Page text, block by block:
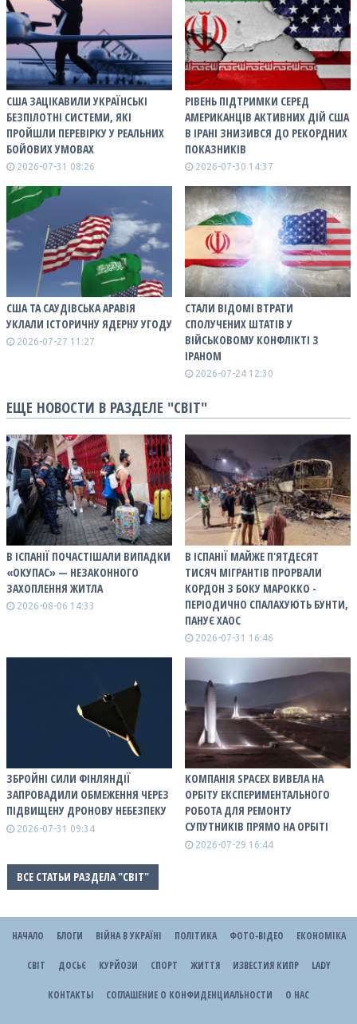
США ЗАЦІКАВИЛИ УКРАЇНСЬКІ
БЕЗПІЛОТНІ СИСТЕМИ, ЯКІ
ПРОЙШЛИ ПЕРЕВІРКУ У РЕАЛЬНИХ
БОЙОВИХ УМОВАХ
2026-07-31 08:26
РІВЕНЬ ПІДТРИМКИ СЕРЕД
АМЕРИКАНЦІВ АКТИВНИХ ДІЙ США
В ІРАНІ ЗНИЗИВСЯ ДО РЕКОРДНИХ
ПОКАЗНИКІВ
2026-07-30 14:37
США ТА САУДІВСЬКА АРАВІЯ
УКЛАЛИ ІСТОРИЧНУ ЯДЕРНУ УГОДУ
2026-07-27 11:27
СТАЛИ ВІДОМІ ВТРАТИ
СПОЛУЧЕНИХ ШТАТІВ У
ВІЙСЬКОВОМУ КОНФЛІКТІ З
ІРАНОМ
2026-07-24 12:30
ЕЩЕ НОВОСТИ В РАЗДЕЛЕ "СВІТ"
В ІСПАНІЇ ПОЧАСТІШАЛИ ВИПАДКИ
«ОКУПАС» — НЕЗАКОННОГО
ЗАХОПЛЕННЯ ЖИТЛА
2026-08-06 14:33
В ІСПАНІЇ МАЙЖЕ П'ЯТДЕСЯТ
ТИСЯЧ МІГРАНТІВ ПРОРВАЛИ
КОРДОН З БОКУ МАРОККО -
ПЕРІОДИЧНО СПАЛАХУЮТЬ БУНТИ,
ПАНУЄ ХАОС
2026-07-31 16:46
ЗБРОЙНІ СИЛИ ФІНЛЯНДІЇ
ЗАПРОВАДИЛИ ОБМЕЖЕННЯ ЧЕРЕЗ
ПІДВИЩЕНУ ДРОНОВУ НЕБЕЗПЕКУ
2026-07-31 09:34
КОМПАНІЯ SPACEX ВИВЕЛА НА
ОРБІТУ ЕКСПЕРИМЕНТАЛЬНОГО
РОБОТА ДЛЯ РЕМОНТУ
СУПУТНИКІВ ПРЯМО НА ОРБІТІ
2026-07-29 16:44
ВСЕ СТАТЬИ РАЗДЕЛА "СВІТ"
НАЧАЛО БЛОГИ ВІЙНА В УКРАЇНІ ПОЛІТИКА ФОТО-ВІДЕО ЕКОНОМІКА
СВІТ ДОСЬЄ КУРЙОЗИ СПОРТ ЖИТТЯ ИЗВЕСТИЯ КИПР LADY
КОНТАКТЫ СОГЛАШЕНИЕ О КОНФИДЕНЦИАЛЬНОСТИ О НАС